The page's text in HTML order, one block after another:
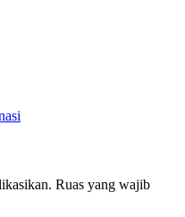
Ruas yang wajib